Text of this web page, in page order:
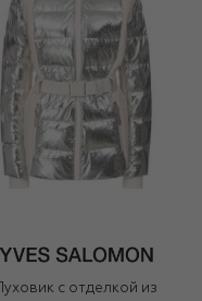
Пуховик с отделкой из